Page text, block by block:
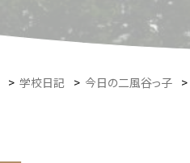
> 学校日記 > 今日の二風谷っ子 >